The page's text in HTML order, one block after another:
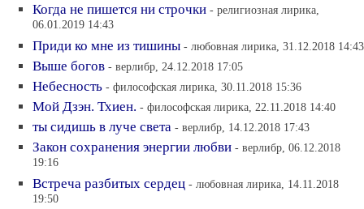
Когда не пишется ни строчки - религиозная лирика,
06.01.2019 14:43
Приди ко мне из тишины - любовная лирика, 31.12.2018 14:43
Выше богов - верлибр, 24.12.2018 17:05
Небесность - философская лирика, 30.11.2018 15:36
Мой Дзэн. Тхиен. - философская лирика, 22.11.2018 14:40
ты сидишь в луче света - верлибр, 14.12.2018 17:43
Закон сохранения энергии любви - верлибр, 06.12.2018
19:16
Встреча разбитых сердец - любовная лирика, 14.11.2018
19:50